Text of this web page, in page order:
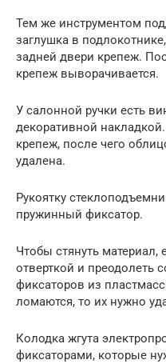
Тем же инструментом
заглушка в
задней двери крепеж.
крепеж выворачивается.
У салонной ручки есть
декоративной
крепеж, после чего
удалена.
Рукоятку
пружинный фиксатор.
Чтобы стянуть материал,
отверткой и преодолеть
фиксаторов из
ломаются, то их нужно
Колодка жгута
фиксаторами, которые